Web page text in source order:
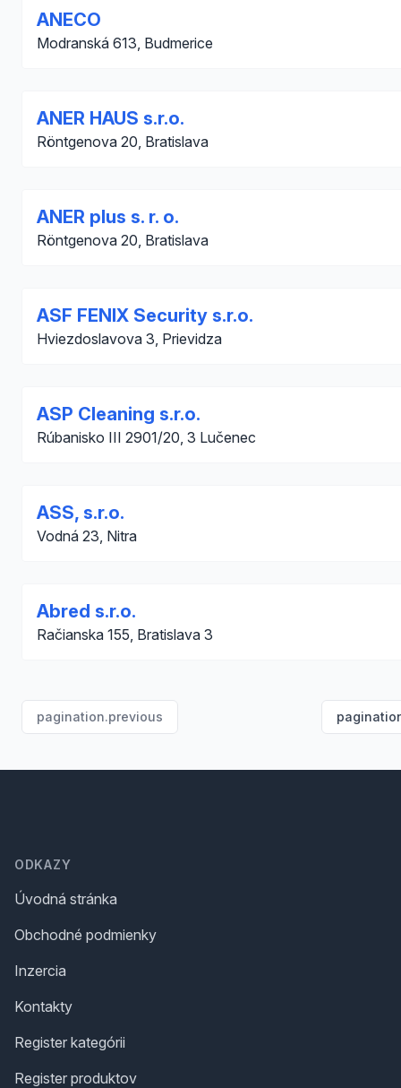
ANECO
Modranská 613, Budmerice
ANER HAUS s.r.o.
Röntgenova 20, Bratislava
ANER plus s. r. o.
Röntgenova 20, Bratislava
ASF FENIX Security s.r.o.
Hviezdoslavova 3, Prievidza
ASP Cleaning s.r.o.
Rúbanisko III 2901/20, 3 Lučenec
ASS, s.r.o.
Vodná 23, Nitra
Abred s.r.o.
Račianska 155, Bratislava 3
pagination.previous
ODKAZY
Úvodná stránka
Obchodné podmienky
Inzercia
Kontakty
Register kategórii
Register produktov